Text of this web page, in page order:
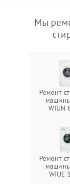
Мы
Ремонт
WIUN
Ремонт
WIUE